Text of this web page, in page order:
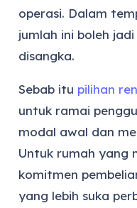
operasi. Dalam
jumlah ini boleh
disangka.
Sebab itu pilihan
untuk ramai
modal awal dan
Untuk rumah yang
komitmen
yang lebih suka